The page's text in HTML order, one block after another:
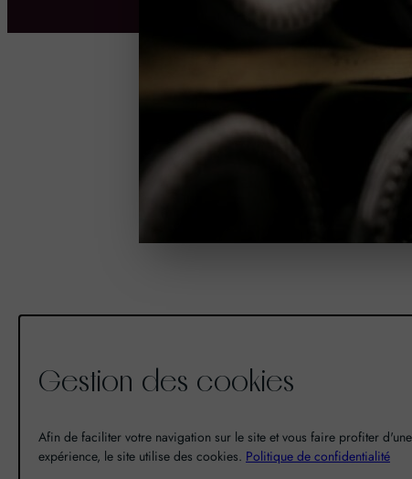
vin, il n’y a eu qu’un pas. Un pas
que nous avons franchi en faisant
Gestion des cookies
Afin de faciliter votre navigation sur le site et vous faire profiter
expérience, le site utilise des cookies. Politique de confidentialité